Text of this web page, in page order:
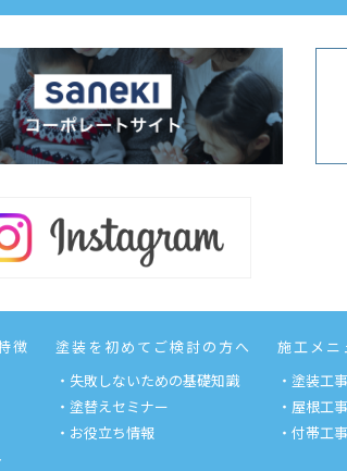
徴
塗装を初めてご検討の方へ
・失敗しないための基礎知識
・塗替えセミナー
・お役立ち情報
施工メニ
・塗装工事
・屋根工事
・付帯工事